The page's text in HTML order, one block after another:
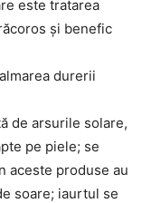
este tratarea
și benefic
durerii
de arsurile solare,
pe piele; se
aceste produse au
soare; iaurtul se